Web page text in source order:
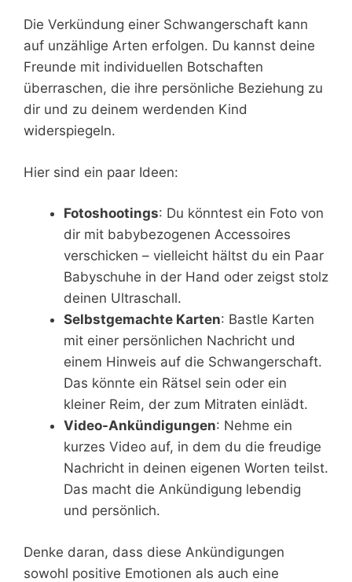
Die Verkündung einer Schwangerschaft kann
auf unzählige Arten erfolgen. Du kannst deine
Freunde mit individuellen Botschaften
überraschen, die ihre persönliche Beziehung zu
dir und zu deinem werdenden Kind
widerspiegeln.
Hier sind ein paar Ideen:
Fotoshootings: Du könntest ein Foto von
dir mit babybezogenen Accessoires
verschicken – vielleicht hältst du ein Paar
Babyschuhe in der Hand oder zeigst stolz
deinen Ultraschall.
Selbstgemachte Karten: Bastle Karten
mit einer persönlichen Nachricht und
einem Hinweis auf die Schwangerschaft.
Das könnte ein Rätsel sein oder ein
kleiner Reim, der zum Mitraten einlädt.
Video-Ankündigungen: Nehme ein
kurzes Video auf, in dem du die freudige
Nachricht in deinen eigenen Worten teilst.
Das macht die Ankündigung lebendig
und persönlich.
Denke daran, dass diese Ankündigungen
sowohl positive Emotionen als auch eine